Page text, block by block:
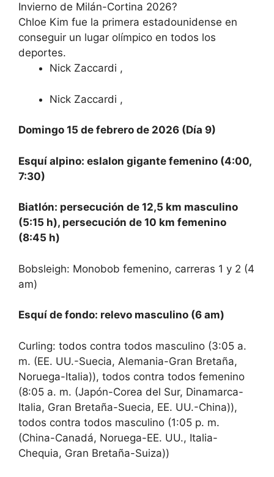
Invierno de Milán-Cortina 2026?
Chloe Kim fue la primera estadounidense en
conseguir un lugar olímpico en todos los
deportes.
Nick Zaccardi ,
Nick Zaccardi ,
Domingo 15 de febrero de 2026 (Día 9)
Esquí alpino: eslalon gigante femenino (4:00,
7:30)
Biatlón: persecución de 12,5 km masculino
(5:15 h), persecución de 10 km femenino
(8:45 h)
Bobsleigh: Monobob femenino, carreras 1 y 2 (4
am)
Esquí de fondo: relevo masculino (6 am)
Curling: todos contra todos masculino (3:05 a.
m. (EE. UU.-Suecia, Alemania-Gran Bretaña,
Noruega-Italia)), todos contra todos femenino
(8:05 a. m. (Japón-Corea del Sur, Dinamarca-
Italia, Gran Bretaña-Suecia, EE. UU.-China)),
todos contra todos masculino (1:05 ​​p. m.
(China-Canadá, Noruega-EE. UU., Italia-
Chequia, Gran Bretaña-Suiza))